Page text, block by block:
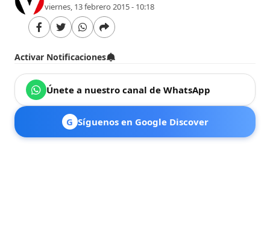
viernes, 13 febrero 2015 - 10:18
Activar Notificaciones
Únete a nuestro canal de WhatsApp
G Síguenos en Google Discover